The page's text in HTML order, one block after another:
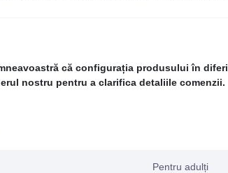
că configurația produsului în
nostru pentru a clarifica detaliile comenzii.
Pentru adulți